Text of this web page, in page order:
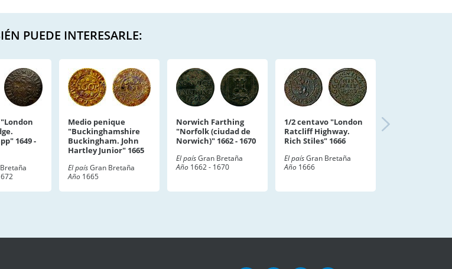
PUEDE INTERESARLE:
1649 -
Medio penique
"Buckinghamshire
Buckingham. John
Hartley Junior" 1665
El paísGran Bretaña
Año 1665
Norwich Farthing
"Norfolk (ciudad de
Norwich)" 1662 - 1670
El paísGran Bretaña
Año 1662 - 1670
1/2 centavo "London
Ratcliff Highway.
Rich Stiles" 1666
El paísGran Bretaña
Año 1666